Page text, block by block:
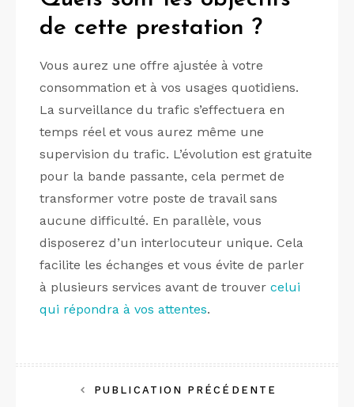
de cette prestation ?
Vous aurez une offre ajustée à votre
consommation et à vos usages quotidiens.
La surveillance du trafic s’effectuera en
temps réel et vous aurez même une
supervision du trafic. L’évolution est gratuite
pour la bande passante, cela permet de
transformer votre poste de travail sans
aucune difficulté. En parallèle, vous
disposerez d’un interlocuteur unique. Cela
facilite les échanges et vous évite de parler
à plusieurs services avant de trouver celui
qui répondra à vos attentes.
NavigationPUBLICATION PRÉCÉDENTE